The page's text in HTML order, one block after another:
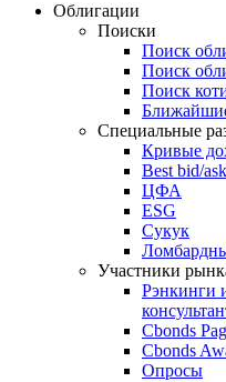
Облигации
Поиски
Поиск
Поиск
Поиск
Специальные
Кривые
Best bid/ask
ЦФА
ESG
Сукук
Участники
Рэнкинги
Cbonds
Cbonds
Опросы